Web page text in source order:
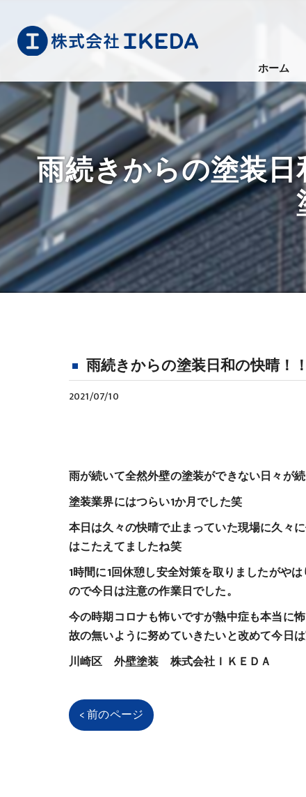
ホーム
雨続きからの塗装
雨続きからの塗装日和の快晴！
2021/07/10
雨が続いて全然外壁の塗装ができない日々が続
塗装業界にはつらい1か月でした笑
本日は久々の快晴で止まっていた現場に久々
はこたえてましたね笑
1時間に1回休憩し安全対策を取りましたがや
ので今日は注意の作業日でした。
今の時期コロナも怖いですが熱中症も本当に
故の無いように努めていきたいと改めて今日は
川崎区 外壁塗装 株式会社ＩＫＥＤＡ
< 前のページ